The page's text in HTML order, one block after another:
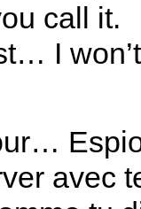
call it.
I
avec